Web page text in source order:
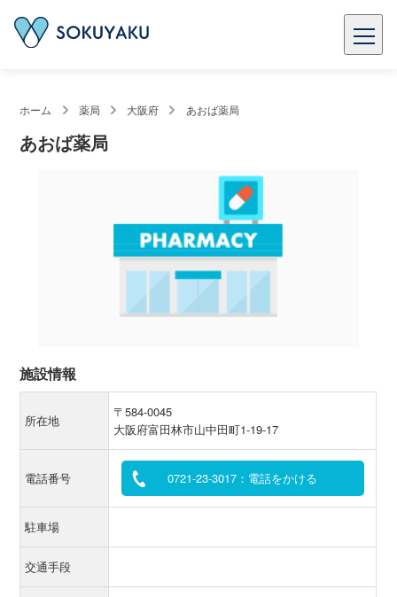
ホーム 薬局 大阪府 あおば薬局
あおば薬局
施設情報
所在地
〒584-0045
大阪府富田林市山中田町1-19-17
電話番号 0721-23-3017：電話をかける
駐車場
交通手段